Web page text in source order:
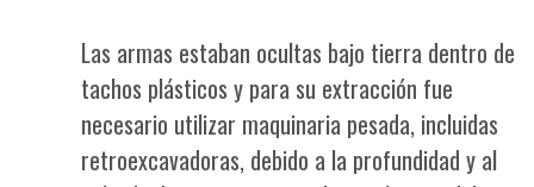
Las armas estaban ocultas bajo tierra dentro de
tachos plásticos y para su extracción fue
necesario utilizar maquinaria pesada, incluidas
retroexcavadoras, debido a la profundidad y al